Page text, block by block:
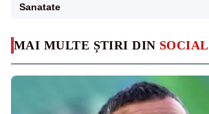
MAI MULTE ȘTIRI DIN SOCIAL
Sanatate